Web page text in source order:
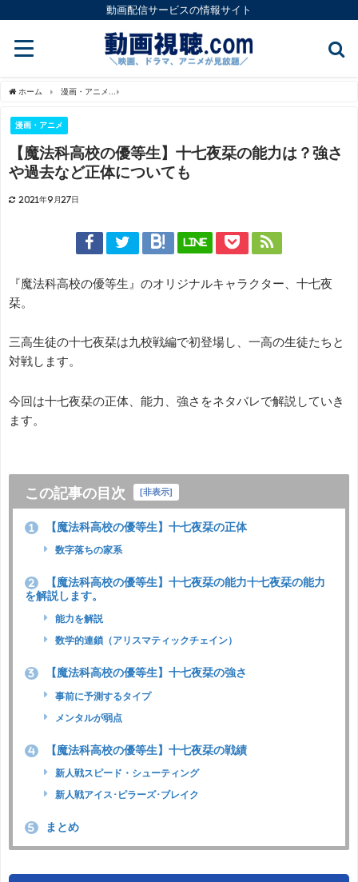
動画配信サービスの情報サイト
ホーム 漫画・アニメ
漫画・アニメ
【魔法科高校の優等生】十七夜栞の能力は？強さ
や過去など正体についても
2021年9月27日
LINE
『魔法科高校の優等生』のオリジナルキャラクター、十七夜
栞。
三高生徒の十七夜栞は九校戦編で初登場し、一高の生徒たちと
対戦します。
今回は十七夜栞の正体、能力、強さをネタバレで解説していき
ます。
この記事の目次 [非表示]
1 【魔法科高校の優等生】十七夜栞の正体
数字落ちの家系
2
【魔法科高校の優等生】十七夜栞の能力十七夜栞の能力
を解説します。
能力を解説
数学的連鎖（アリスマティックチェイン）
3 【魔法科高校の優等生】十七夜栞の強さ
事前に予測するタイプ
メンタルが弱点
4 【魔法科高校の優等生】十七夜栞の戦績
新人戦スピード・シューティング
新人戦アイス･ピラーズ･ブレイク
5 まとめ